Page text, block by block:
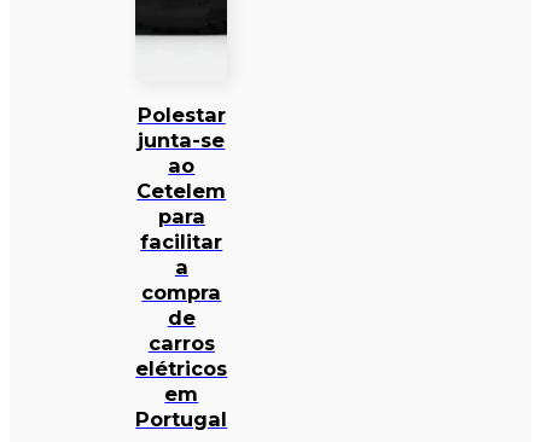
Polestar
junta-se
ao
Cetelem
para
facilitar
a
compra
de
carros
elétricos
em
Portugal